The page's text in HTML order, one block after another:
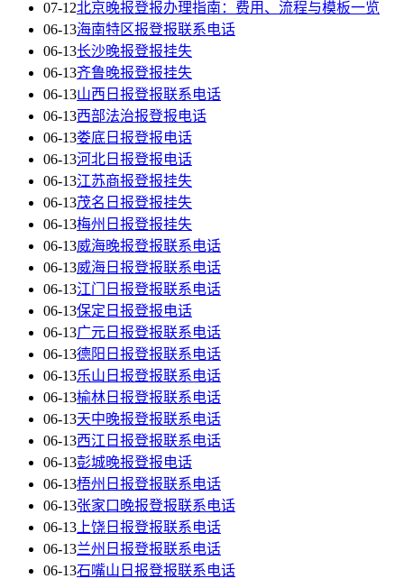
07-12北京晚报登报办理指南：费用、流程与模板一览
06-13海南特区报登报联系电话
06-13长沙晚报登报挂失
06-13齐鲁晚报登报挂失
06-13山西日报登报联系电话
06-13西部法治报登报电话
06-13娄底日报登报电话
06-13河北日报登报电话
06-13江苏商报登报挂失
06-13茂名日报登报挂失
06-13梅州日报登报挂失
06-13威海晚报登报联系电话
06-13威海日报登报联系电话
06-13江门日报登报联系电话
06-13保定日报登报电话
06-13广元日报登报联系电话
06-13德阳日报登报联系电话
06-13乐山日报登报联系电话
06-13榆林日报登报联系电话
06-13天中晚报登报联系电话
06-13西江日报登报联系电话
06-13彭城晚报登报电话
06-13梧州日报登报联系电话
06-13张家口晚报登报联系电话
06-13 上饶日报登报联系电话
06-13兰州日报登报联系电话
06-13石嘴山日报登报联系电话